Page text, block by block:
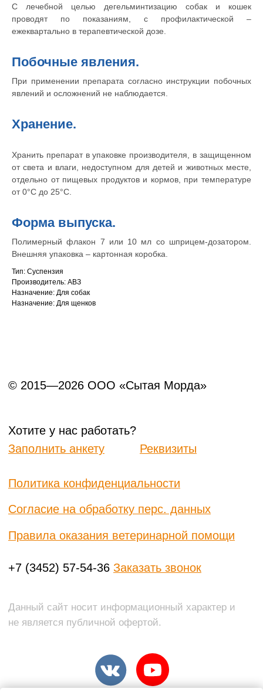
С лечебной целью дегельминтизацию собак и кошек
проводят по показаниям, с профилактической –
ежеквартально в терапевтической дозе.
Побочные явления.
При применении препарата согласно инструкции побочных
явлений и осложнений не наблюдается.
Хранение.
Хранить препарат в упаковке производителя, в защищенном
от света и влаги, недоступном для детей и животных месте,
отдельно от пищевых продуктов и кормов, при температуре
от 0°С до 25°С.
Форма выпуска.
Полимерный флакон 7 или 10 мл со шприцем-дозатором.
Внешняя упаковка – картонная коробка.
Тип: Суспензия
Производитель: АВЗ
Назначение: Для собак
Назначение: Для щенков
не является публичной офертой.
Политика конфиденциальности
Согласие на обработку перс. данных
+7 (3452) 57-54-36 Заказать звонок
Правила оказания ветеринарной помощи